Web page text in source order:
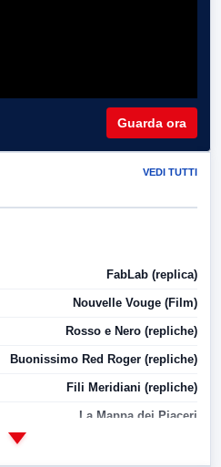
Guarda ora
VEDI TUTTI
FabLab (replica)
Nouvelle Vouge (Film)
Rosso e Nero (repliche)
Buonissimo Red Roger (repliche)
Fili Meridiani (repliche)
La Mappa dei Piaceri